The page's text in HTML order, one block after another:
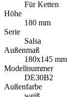
Für Ketten
Höhe
180 mm
Serie
Salsa
Außenmaß
180x145 mm
Modellnummer
DE30B2
Außenfarbe